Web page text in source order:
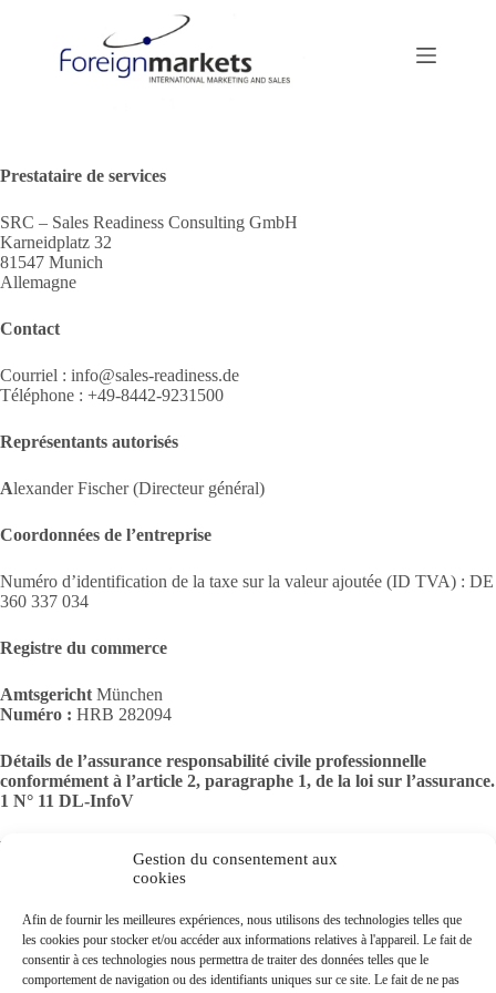
Gestion du consentement aux
cookies
Afin de fournir les meilleures expériences, nous utilisons des technologies telles que
les cookies pour stocker et/ou accéder aux informations relatives à l'appareil. Le fait de
consentir à ces technologies nous permettra de traiter des données telles que le
comportement de navigation ou des identifiants uniques sur ce site. Le fait de ne pas
Prestataire de services
SRC – Sales Readiness Consulting GmbH
Karneidplatz 32
81547 Munich
Allemagne
Contact
Courriel : info@sales-readiness.de
Téléphone : +49-8442-9231500
Représentants autorisés
Alexander Fischer (Directeur général)
Coordonnées de l’entreprise
Numéro d’identification de la taxe sur la valeur ajoutée (ID TVA) : DE
360 337 034
Registre du commerce
Amtsgericht München
Numéro : HRB 282094
Détails de l’assurance responsabilité civile professionnelle
conformément à l’article 2, paragraphe 1, de la loi sur l’assurance.
1 N° 11 DL-InfoV
Nom et adresse de l’assureur :
R+V Allgemeine Versicherung AG
Chemin de Mittlerer 24
Crédits photos